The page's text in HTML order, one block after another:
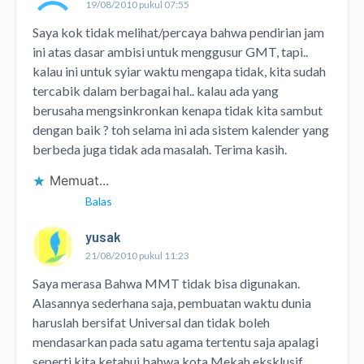
19/08/2010 pukul 07:55
Saya kok tidak melihat/percaya bahwa pendirian jam
ini atas dasar ambisi untuk menggusur GMT, tapi..
kalau ini untuk syiar waktu mengapa tidak, kita sudah
tercabik dalam berbagai hal.. kalau ada yang
berusaha mengsinkronkan kenapa tidak kita sambut
dengan baik ? toh selama ini ada sistem kalender yang
berbeda juga tidak ada masalah. Terima kasih.
Memuat...
Balas
yusak
21/08/2010 pukul 11:23
Saya merasa Bahwa MMT tidak bisa digunakan.
Alasannya sederhana saja, pembuatan waktu dunia
haruslah bersifat Universal dan tidak boleh
mendasarkan pada satu agama tertentu saja apalagi